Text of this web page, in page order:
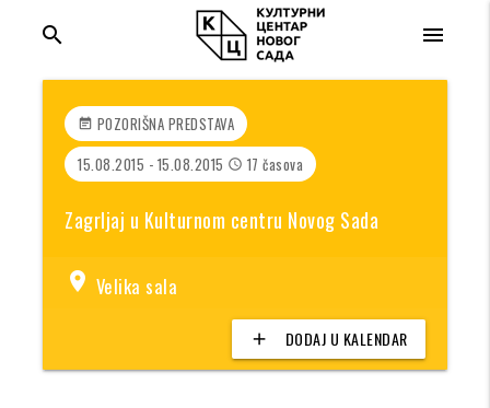
menu
search
event_note POZORIŠNA PREDSTAVA
15.08.2015 - 15.08.2015 access_time 17 časova
Zagrljaj u Kulturnom centru Novog Sada
location_on Velika sala
add DODAJ U KALENDAR